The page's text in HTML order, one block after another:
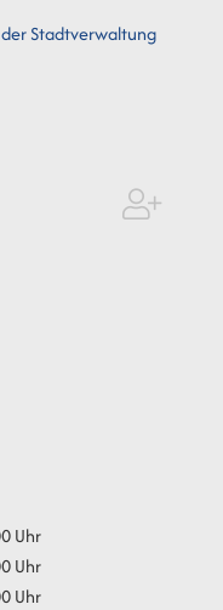
Stadtverwaltung
Uhr
Uhr
Uhr